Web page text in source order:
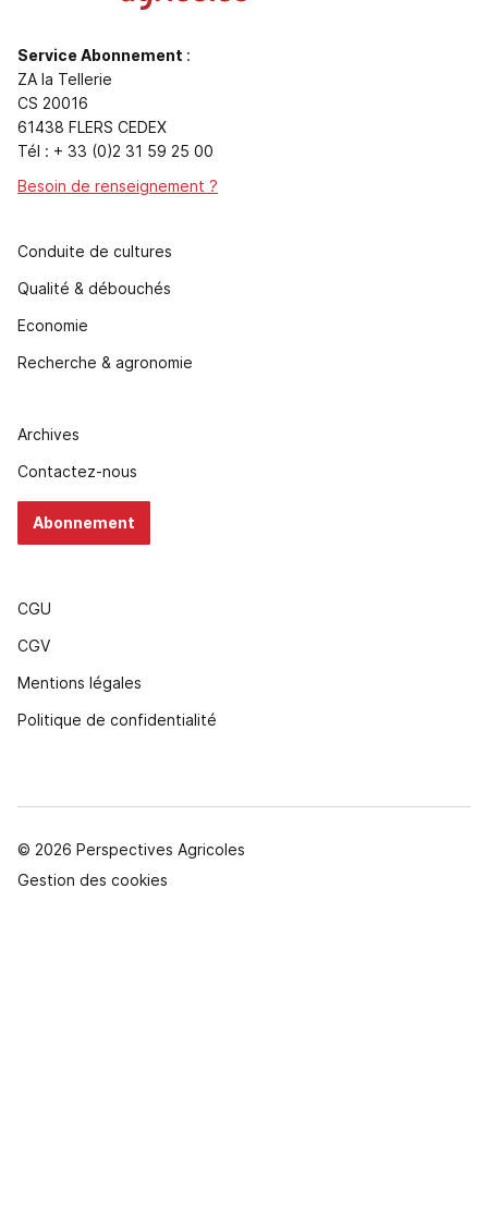
Service Abonnement :
ZA la Tellerie
CS 20016
61438 FLERS CEDEX
Tél : + 33 (0)2 31 59 25 00
Besoin de renseignement ?
Conduite de cultures
Qualité & débouchés
Economie
Recherche & agronomie
Archives
Contactez-nous
Abonnement
CGU
CGV
Mentions légales
Politique de confidentialité
© 2026 Perspectives Agricoles
Gestion des cookies